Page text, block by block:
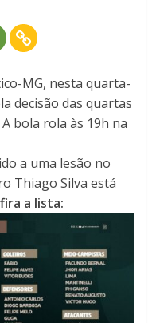
MG, nesta quarta-
decisão das quartas
bola rola às 19h na
a uma lesão no
Thiago Silva está
a lista: